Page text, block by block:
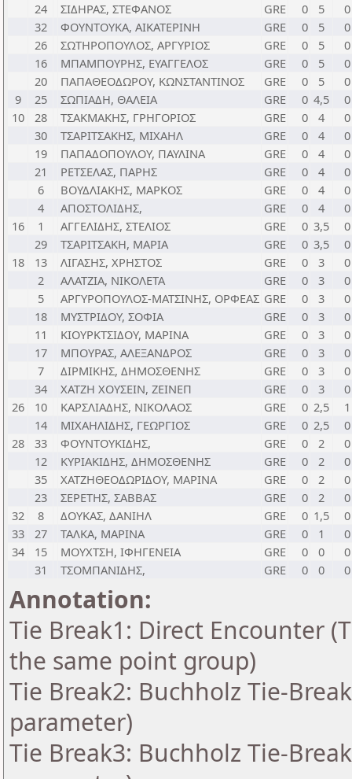
24
ΣΙΔΗΡΑΣ, ΣΤΕΦΑΝΟΣ GRE 0 5
0
32
ΦΟΥΝΤΟΥΚΑ, ΑΙΚΑΤΕΡΙΝΗ GRE 0 5
0
26
ΣΩΤΗΡΟΠΟΥΛΟΣ, ΑΡΓΥΡΙΟΣ GRE 0 5
0
16
ΜΠΑΜΠΟΥΡΗΣ, ΕΥΑΓΓΕΛΟΣ GRE 0 5
0
20
ΠΑΠΑΘΕΟΔΩΡΟΥ, ΚΩΝΣΤΑΝΤΙΝΟΣ GRE 0 5
0
9
25 ΣΩΠΙΑΔΗ, ΘΑΛΕΙΑ GRE 0 4,5
0
10
28 ΤΣΑΚΜΑΚΗΣ, ΓΡΗΓΟΡΙΟΣ GRE 0 4
0
30
ΤΣΑΡΙΤΣΑΚΗΣ, ΜΙΧΑΗΛ GRE 0 4
0
19
ΠΑΠΑΔΟΠΟΥΛΟΥ, ΠΑΥΛΙΝΑ GRE 0 4
0
21
ΡΕΤΣΕΛΑΣ, ΠΑΡΗΣ GRE 0 4
0
6
ΒΟΥΔΛΙΑΚΗΣ, ΜΑΡΚΟΣ GRE 0 4
0
4
ΑΠΟΣΤΟΛΙΔΗΣ, GRE 0 4
0
16
1 ΑΓΓΕΛΙΔΗΣ, ΣΤΕΛΙΟΣ GRE 0 3,5
0
29
ΤΣΑΡΙΤΣΑΚΗ, ΜΑΡΙΑ GRE 0 3,5
0
18
13 ΛΙΓΑΣΗΣ, ΧΡΗΣΤΟΣ GRE 0 3
0
2
ΑΛΑΤΖΙΑ, ΝΙΚΟΛΕΤΑ GRE 0 3
0
5
ΑΡΓΥΡΟΠΟΥΛΟΣ-ΜΑΤΣΙΝΗΣ, ΟΡΦΕΑΣ GRE 0 3
0
18
ΜΥΣΤΡΙΔΟΥ, ΣΟΦΙΑ GRE 0 3
0
11
ΚΙΟΥΡΚΤΣΙΔΟΥ, ΜΑΡΙΝΑ GRE 0 3
0
17
ΜΠΟΥΡΑΣ, ΑΛΕΞΑΝΔΡΟΣ GRE 0 3
0
7
ΔΙΡΜΙΚΗΣ, ΔΗΜΟΣΘΕΝΗΣ GRE 0 3
0
34
ΧΑΤΖΗ ΧΟΥΣΕΙΝ, ΖΕΙΝΕΠ GRE 0 3
0
26
10 ΚΑΡΣΛΙΑΔΗΣ, ΝΙΚΟΛΑΟΣ GRE 0 2,5
1
14
ΜΙΧΑΗΛΙΔΗΣ, ΓΕΩΡΓΙΟΣ GRE 0 2,5
0
28
33 ΦΟΥΝΤΟΥΚΙΔΗΣ, GRE 0 2
0
12
ΚΥΡΙΑΚΙΔΗΣ, ΔΗΜΟΣΘΕΝΗΣ GRE 0 2
0
35
ΧΑΤΖΗΘΕΟΔΩΡΙΔΟΥ, ΜΑΡΙΝΑ GRE 0 2
0
23
ΣΕΡΕΤΗΣ, ΣΑΒΒΑΣ GRE 0 2
0
32
8 ΔΟΥΚΑΣ, ΔΑΝΙΗΛ GRE 0 1,5
0
33
27 ΤΑΛΚΑ, ΜΑΡΙΝΑ GRE 0 1
0
34
15 ΜΟΥΧΤΣΗ, ΙΦΗΓΕΝΕΙΑ GRE 0 0
0
31
ΤΣΟΜΠΑΝΙΔΗΣ, GRE 0 0 0
Annotation:
Tie Break1: Direct Encounter
the same point group)
Tie Break2: Buchholz Tie-
parameter)
Tie Break3: Buchholz Tie-